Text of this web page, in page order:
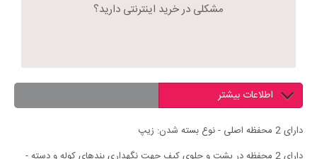
مشکلی در خرید اینترنتی دارید؟
اطلاعات بیشتر
دارای 2 محفظه اصلی - نوع بسته شدن: زیپ